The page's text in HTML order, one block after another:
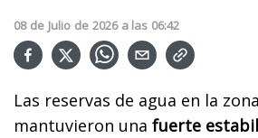
08 de Julio de 2026 a las 06:42
Las reservas de agua en la
mantuvieron una fuerte